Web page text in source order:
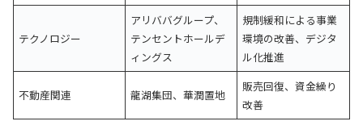
テクノロジー
アリババグループ、
テンセントホールデ
ィングス
規制緩和による事業
環境の改善、デジタ
ル化推進
不動産関連 龍湖集団、華潤置地
販売回復、資金繰り
改善